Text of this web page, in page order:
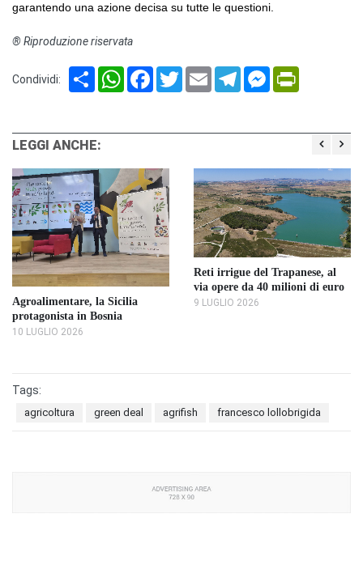
garantendo una azione decisa su tutte le questioni.
® Riproduzione riservata
Condividi: Share WhatsAppFacebook
TwitterEmail TelegramMessenger
LEGGI ANCHE:
Agroalimentare, la Sicilia
protagonista in Bosnia
10 LUGLIO 2026
Reti irrigue del Trapanese, al
via opere da 40 milioni di euro
9 LUGLIO 2026
Tags:
agricoltura green deal agrifish francesco lollobrigida